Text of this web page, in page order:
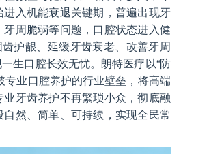
入机能衰退关键期，普遍出现牙
周脆弱等问题，口腔状态进入健
护龈、延缓牙齿衰老、改善牙周
生口腔长效无忧。朗特医疗以“防
专业口腔养护的行业壁垒，将高端
牙齿养护不再繁琐小众，彻底融
然、简单、可持续，实现全民常